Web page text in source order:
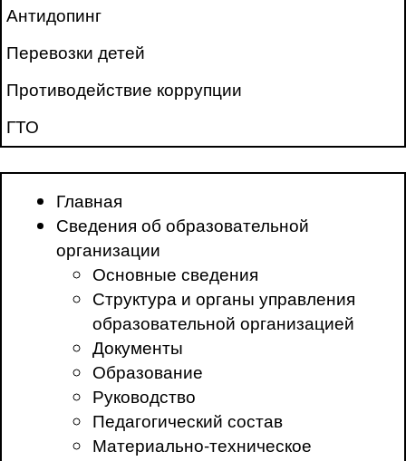
Антидопинг
Перевозки детей
Противодействие коррупции
ГТО
Главная
Сведения об образовательной
организации
Основные сведения
Структура и органы управления
образовательной организацией
Документы
Образование
Руководство
Педагогический состав
Материально-техническое